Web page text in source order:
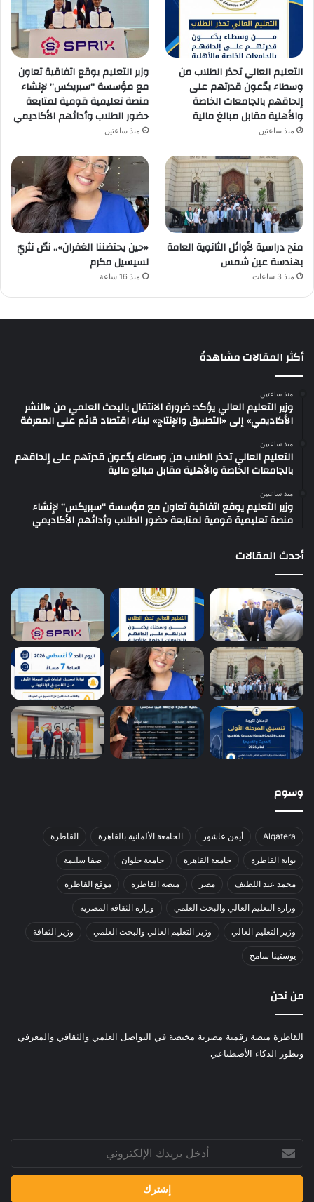
التعليم العالي تحذر الطلاب من
وسطاء يدّعون قدرتهم على
إلحاقهم بالجامعات الخاصة
والأهلية مقابل مبالغ مالية
منذ ساعتين
وزير التعليم يوقع اتفاقية تعاون
مع مؤسسة “سبريكس” لإنشاء
منصة تعليمية قومية لمتابعة
حضور الطلاب وأدائهم الأكاديمي
منذ ساعتين
منح دراسية لأوائل الثانوية العامة
بهندسة عين شمس
منذ 3 ساعات
«حين يحتضننا الغفران».. نصّ نثريّ
لسيسيل مكرم
منذ 16 ساعة
أكثر المقالات مشاهدةً
منذ ساعتين
وزير التعليم العالي يؤكد: ضرورة الانتقال بالبحث العلمي من «النشر
الأكاديمي» إلى «التطبيق والإنتاج» لبناء اقتصاد قائم على المعرفة
منذ ساعتين
التعليم العالي تحذر الطلاب من وسطاء يدّعون قدرتهم على إلحاقهم
بالجامعات الخاصة والأهلية مقابل مبالغ مالية
منذ ساعتين
وزير التعليم يوقع اتفاقية تعاون مع مؤسسة “سبريكس” لإنشاء
منصة تعليمية قومية لمتابعة حضور الطلاب وأدائهم الأكاديمي
أحدث المقالات
وسوم
Alqatera أيمن عاشور الجامعة الألمانية بالقاهرة القاطرة
بوابة القاطرة جامعة القاهرة جامعة حلوان صفا سليمة
محمد عبد اللطيف مصر منصة القاطرة موقع القاطرة
وزارة التعليم العالي والبحث العلمي وزارة الثقافة المصرية
وزير التعليم العالي وزير التعليم العالي والبحث العلمي وزير الثقافة
يوستينا سامح
من نحن
القاطرة منصة رقمية مصرية مختصة في التواصل العلمي والثقافي والمعرفي
وتطور الذكاء الأصطناعي
بريدك
الإلكتروني